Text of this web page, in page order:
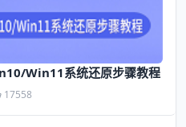
Win11系统还原步骤教程
17558